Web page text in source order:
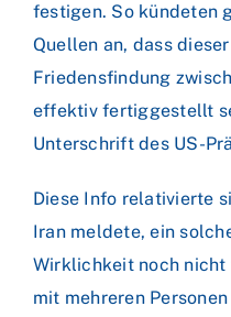
festigen. So kündeten
Quellen an, dass
Friedensfindung
effektiv fertiggestellt
Unterschrift des US-
Diese Info relativierte
Iran meldete, ein
Wirklichkeit noch
mit mehreren